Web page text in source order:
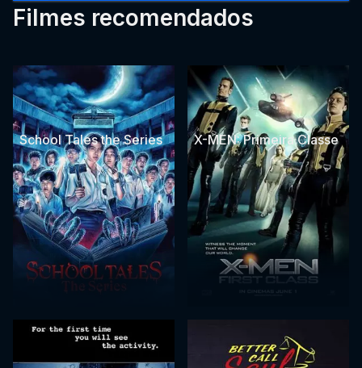
Filmes recomendados
School Tales the Series X-MEN: Primeira Classe